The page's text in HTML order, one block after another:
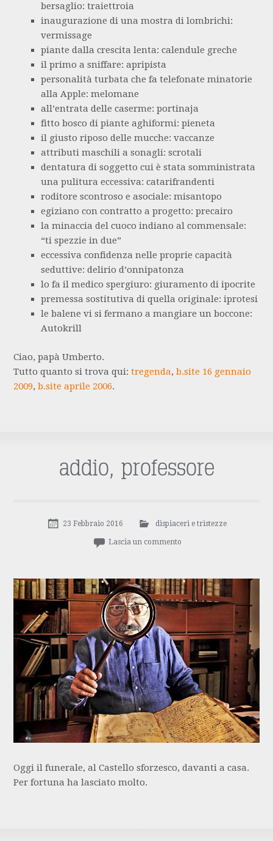
bersaglio: traiettroia
inaugurazione di una mostra di lombrichi:
vermissage
piante dalla crescita lenta: calendule greche
il primo a sniffare: apripista
personalità turbata che fa telefonate minatorie
alla Apple: melomane
all’entrata delle caserme: portinaja
fitto bosco di piante aghiformi: pieneta
il giusto riposo delle mucche: vaccanze
attributi maschili a sonagli: scrotali
dentatura di soggetto cui è stata somministrata
una pulitura eccessiva: catarifrandenti
roditore scontroso e asociale: misantopo
egiziano con contratto a progetto: precairo
la minaccia del cuoco indiano al commensale:
“ti spezzie in due”
eccessiva confidenza nelle proprie capacità
seduttive: delirio d’onnipatonza
lo fa il medico spergiuro: giuramento di ipocrite
premessa sostitutiva di quella originale: iprotesi
le balene vi si fermano a mangiare un boccone:
Autokrill
Ciao, papà Umberto.
Tutto quanto si trova qui:tregenda,b.site 16 gennaio
2009,b.site aprile 2006.
addio, professore
23 Febbraio 2016 dispiaceri e tristezze
Lascia un commento
Oggi il funerale, al Castello sforzesco, davanti a casa.
Per fortuna ha lasciato molto.